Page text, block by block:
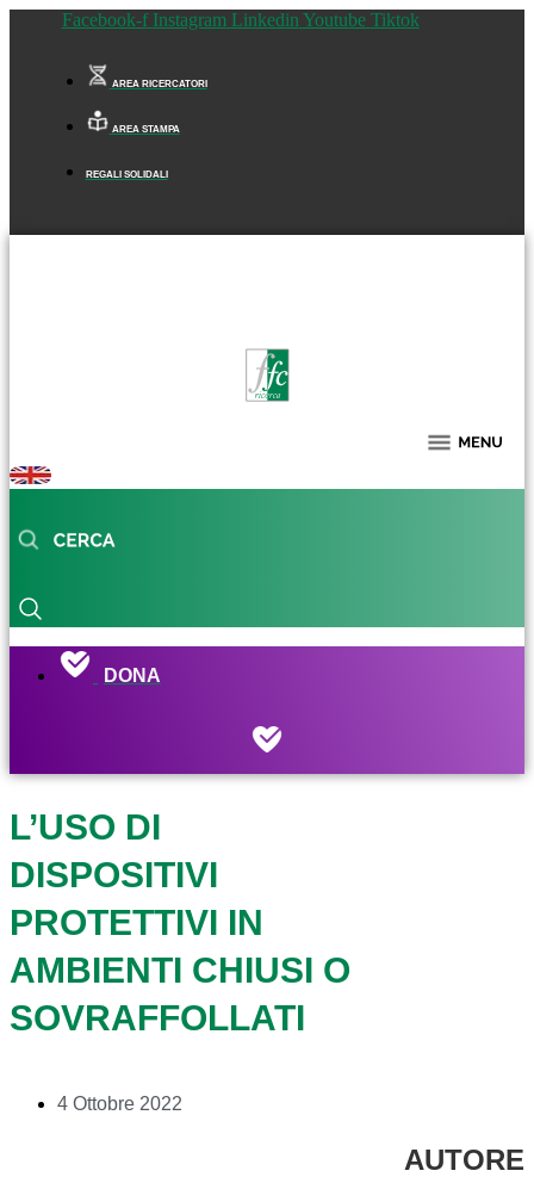
Facebook-f Instagram Linkedin Youtube Tiktok
AREA RICERCATORI
AREA STAMPA
REGALI SOLIDALI
DONA
L’USO DI
DISPOSITIVI
PROTETTIVI IN
AMBIENTI CHIUSI O
SOVRAFFOLLATI
4 Ottobre 2022
AUTORE